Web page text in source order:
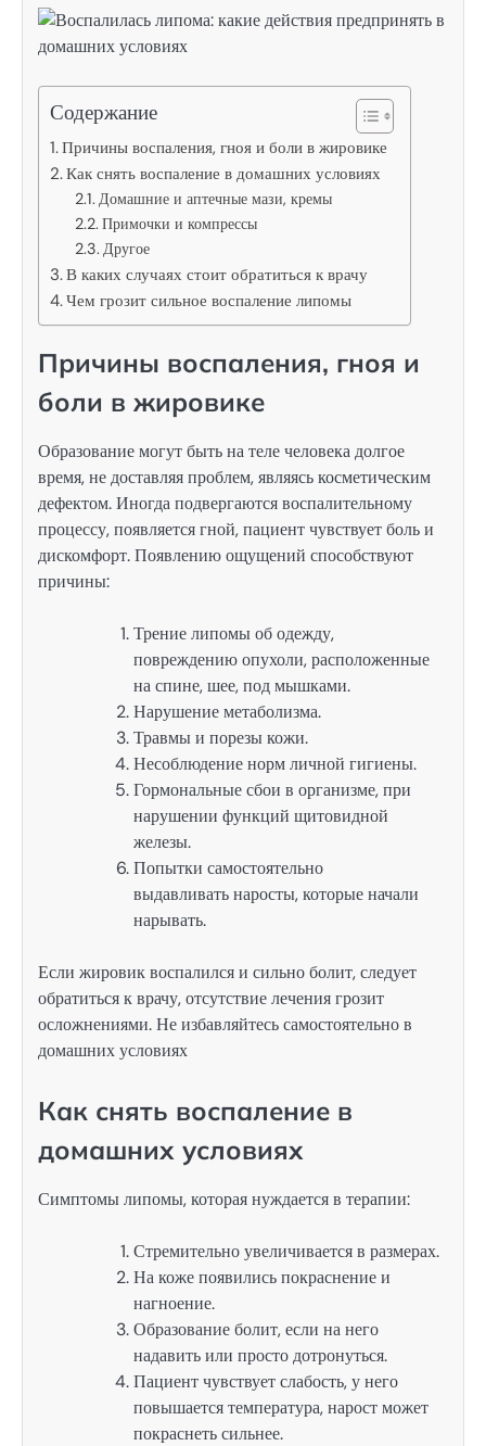
Содержание
Причины воспаления, гноя и боли в жировике
Как снять воспаление в домашних условиях
Домашние и аптечные мази, кремы
Примочки и компрессы
Другое
В каких случаях стоит обратиться к врачу
Чем грозит сильное воспаление липомы
Причины воспаления, гноя и
боли в жировике
Образование могут быть на теле человека долгое
время, не доставляя проблем, являясь косметическим
дефектом. Иногда подвергаются воспалительному
процессу, появляется гной, пациент чувствует боль и
дискомфорт. Появлению ощущений способствуют
причины:
Трение липомы об одежду,
повреждению опухоли, расположенные
на спине, шее, под мышками.
Нарушение метаболизма.
Травмы и порезы кожи.
Несоблюдение норм личной гигиены.
Гормональные сбои в организме, при
нарушении функций щитовидной
железы.
Попытки самостоятельно
выдавливать наросты, которые начали
нарывать.
Если жировик воспалился и сильно болит, следует
обратиться к врачу, отсутствие лечения грозит
осложнениями. Не избавляйтесь самостоятельно в
домашних условиях
Как снять воспаление в
домашних условиях
Симптомы липомы, которая нуждается в терапии:
Стремительно увеличивается в размерах.
На коже появились покраснение и
нагноение.
Образование болит, если на него
надавить или просто дотронуться.
Пациент чувствует слабость, у него
повышается температура, нарост может
покраснеть сильнее.